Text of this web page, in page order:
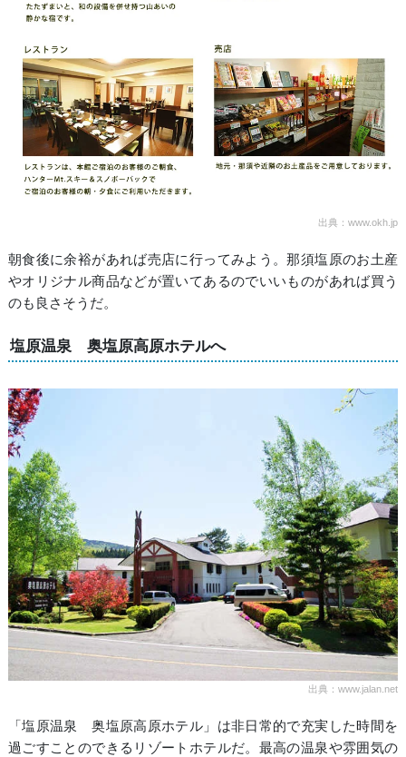
出典：www.okh.jp
朝食後に余裕があれば売店に行ってみよう。那須塩原のお土産
やオリジナル商品などが置いてあるのでいいものがあれば買う
のも良さそうだ。
塩原温泉 奥塩原高原ホテルへ
出典：www.jalan.net
「塩原温泉 奥塩原高原ホテル」は非日常的で充実した時間を
過ごすことのできるリゾートホテルだ。最高の温泉や雰囲気の